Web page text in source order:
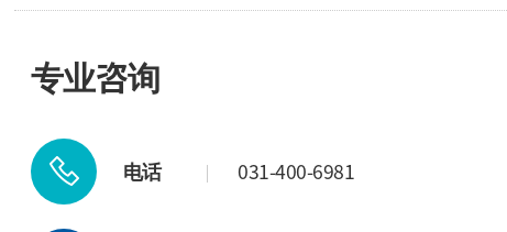
专业咨询
电话 031-400-6981